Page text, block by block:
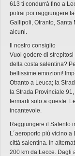
613 ti condurrà fino a
potrai poi raggiungere
Gallipoli, Otranto, Santa
alcuni.
Il nostro consiglio
Vuoi godere di
della costa salentina?
bellissime emozioni!
Otranto a Leuca; la
la Strada Provinciale
fermarti solo a queste.
incantevole.
Raggiungere il Salento
L´aeroporto più vicino
città salentina. In
200 km da Lecce. Dagli